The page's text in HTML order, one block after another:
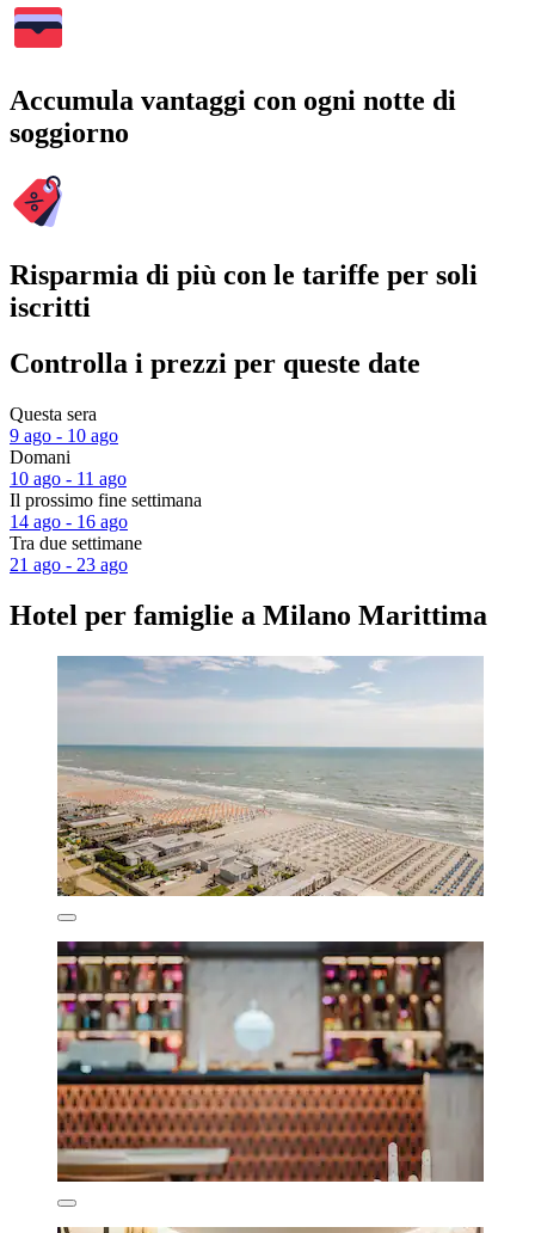
Accumula vantaggi con ogni notte di
soggiorno
Risparmia di più con le tariffe per soli
iscritti
Controlla i prezzi per queste date
Questa sera
9 ago - 10 ago
Domani
10 ago - 11 ago
Il prossimo fine settimana
14 ago - 16 ago
Tra due settimane
21 ago - 23 ago
Hotel per famiglie a Milano Marittima